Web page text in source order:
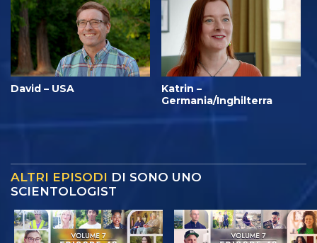
David – USA
Katrin –
Germania/Inghilterra
ALTRI EPISODI DI SONO UNO
SCIENTOLOGIST